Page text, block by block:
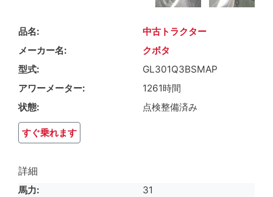
品名
中古トラクター
メーカー名
クボタ
型式
GL301Q3BSMAP
アワーメーター
1261時間
状態
点検整備済み
すぐ乗れます
詳細
馬力
31